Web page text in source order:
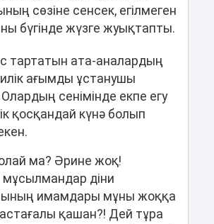
сөзіне сенсек, егілмеген
бүгінде жүзге жуықтапты.
тартатын ата-аналардың
ағымды ұстанушы
сенімінде екпе егу
қосқандай күнә болып
ма? Әрине жоқ!
мұсылмандар діни
имамдары мұны жоққа
қашан?! Дей тұра